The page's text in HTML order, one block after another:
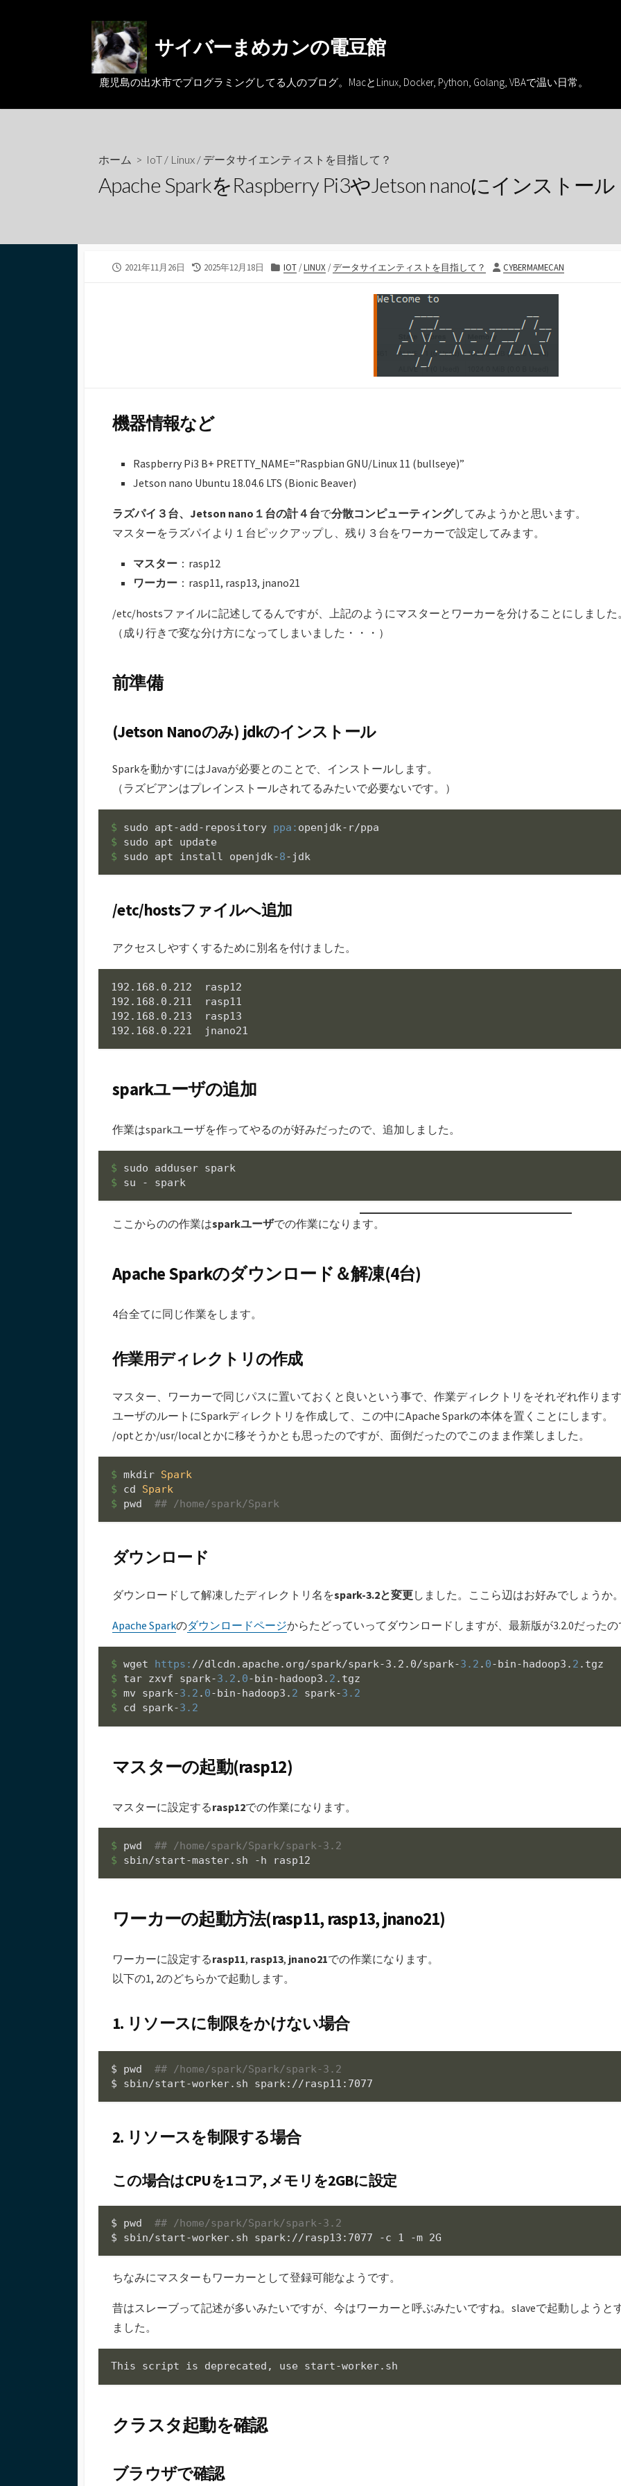
サイバーまめカンの電豆館
鹿児島の出水市でプログラミングしてる人のブログ。MacとLinux, Docker, Python, Golang, VBAで温い日常。
ホーム > IoT / Linux / データサイエンティストを目指して？
Apache SparkをRaspberry Pi3やJetson nanoにインストール
公
2021年11月26日
最
2025年12月18日
カ
IOT/LINUX /データサイエンティストを目指して？
投
者
CYBERMAMECAN
機器情報など
Raspberry Pi3 B+ PRETTY_NAME=”Raspbian GNU/Linux 11 (bullseye)”
Jetson nano Ubuntu 18.04.6 LTS (Bionic Beaver)
ラズパイ３台、Jetson nano１台の計４台で分散コンピューティングしてみようかと思います。
マスターをラズパイより１台ピックアップし、残り３台をワーカーで設定してみます。
マスター ：rasp12
ワーカー ：rasp11, rasp13, jnano21
/etc/hostsファイルに記述してるんですが、上記のようにマスターとワーカーを分けることにしました
（成り行きで変な分け方になってしまいました・・・）
前準備
(Jetson Nanoのみ) jdkのインストール
Sparkを動かすにはJavaが必要とのことで、インストールします。
（ラズビアンはプレインストールされてるみたいで必要ないです。）
$ sudo apt-add-repository ppa:
$
$ sudo apt install openjdk-8-jdk
/etc/hostsファイルへ追加
アクセスしやすくするために別名を付けました。
192.168.0.212  rasp12
192.168.0.211  rasp11
192.168.0.213  rasp13
192.168.0.221  jnano21
sparkユーザの追加
作業はsparkユーザを作ってやるのが好みだったので、追加しました。
$
$ su - spark
ここからのの作業はsparkユーザでの作業になります。
Apache Sparkのダウンロード＆解凍(4台)
4台全てに同じ作業をします。
作業用ディレクトリの作成
マスター、ワーカーで同じパスに置いておくと良いという事で、作業ディレクトリをそれぞれ作りま
ユーザのルートにSparkディレクトリを作成して、この中にApache Sparkの本体を置くことにします。
/optとか/usr/localとかに移そうかとも思ったのですが、面倒だったのでこのまま作業しました。
$ mkdir Spark
$ cd Spark
$ pwd ## /home/spark/Spark
ダウンロード
ダウンロードして解凍したディレクトリ名をspark-3.2と変更しました。ここら辺はお好みでしょうか
Apache Sparkのダウンロードページからたどっていってダウンロードしますが、最新版が3.2.0だった
$ wget https: //dlcdn.apache.org/spark/spark-3.2.0/spark-3.2 . 0-bin-hadoop3. 2
$ tar zxvf spark-3.2 . 0-bin-hadoop3. 2
$ mv spark-3.2 . 0-bin-hadoop3. 2 spark-3.2
$ cd spark-3.2
マスターの起動(rasp12)
マスターに設定するrasp12での作業になります。
$ pwd ## /home/spark/Spark/spark-3.2
$ sbin/start-master.sh -h rasp12
ワーカーの起動方法(rasp11, rasp13, jnano21)
ワーカーに設定するrasp11, rasp13, jnano21での作業になります。
以下の1, 2のどちらかで起動します。
1. リソースに制限をかけない場合
$ pwd
## /home/spark/Spark/spark-3.2
$ sbin/start-worker.sh spark://rasp11:7077
2. リソースを制限する場合
この場合はCPUを1コア, メモリを2GBに設定
$ pwd
## /home/spark/Spark/spark-3.2
$ sbin/start-worker.sh spark://rasp13:7077 -c 1 -m 2G
ちなみにマスターもワーカーとして登録可能なようです。
昔はスレーブって記述が多いみたいですが、今はワーカーと呼ぶみたいですね。slaveで起動しようと
ました。
クラスタ起動を確認
ブラウザで確認